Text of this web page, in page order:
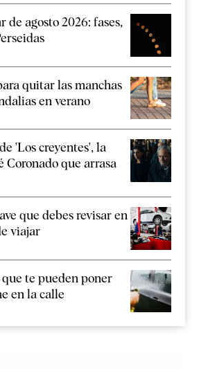
de agosto 2026: fases,
quitar las manchas
en verano
'Los creyentes', la
Coronado que arrasa
que debes revisar en
viajar
te pueden poner
en la calle